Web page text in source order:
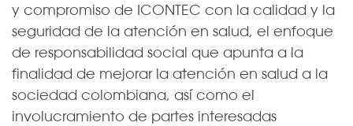
y compromiso de ICONTEC con la calidad y la
seguridad de la atención en salud, el enfoque
de responsabilidad social que apunta a la
finalidad de mejorar la atención en salud a la
sociedad colombiana, así como el
involucramiento de partes interesadas